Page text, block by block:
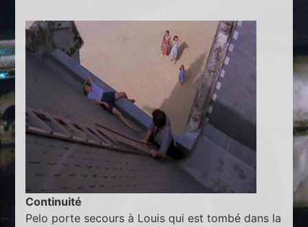
Continuité
Pelo porte secours à Louis qui est tombé dans la